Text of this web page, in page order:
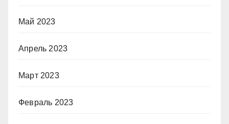
Май 2023
Апрель 2023
Март 2023
Февраль 2023